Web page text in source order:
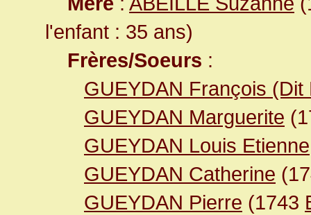
l'enfant : 35 ans)
Frères/Soeurs :
GUEYDAN François (Dit
GUEYDAN Marguerite
GUEYDAN Louis Etienne
GUEYDAN Catherine
GUEYDAN Pierre (1743